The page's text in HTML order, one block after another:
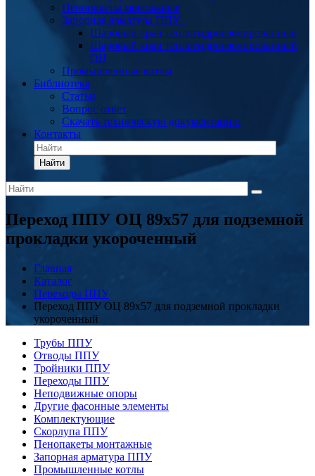
Пенопакеты монтажные
Запорная арматура ППУ
Шаровый кран теплогидроизолированный
Шаровый кран теплогидроизолированный
ОЦ
Промышленные котлы
Библиотека
Статьи
Вопрос ответ
Скачать техническую документацию
Контакты
Найти
Переход ППУ ОЦ 89x57 для подземной
прокладки укороченный
Главная
Каталог
Переходы ППУ
Переход ППУ ОЦ 89x57 для подземной прокладки
укороченный
Трубы ППУ
Отводы ППУ
Тройники ППУ
Переходы ППУ
Неподвижные опоры
Другие фасонные элементы
Комплектующие
Скорлупа ППУ
Пенопакеты монтажные
Запорная арматура ППУ
Промышленные котлы